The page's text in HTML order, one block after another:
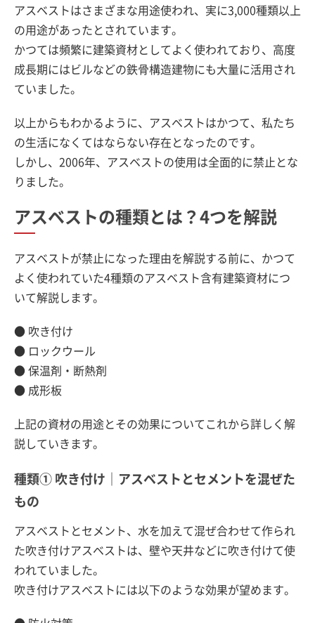
アスベストはさまざまな用途使われ、実に3,000種類以上
の用途があったとされています。
かつては頻繁に建築資材としてよく使われており、高度
成長期にはビルなどの鉄骨構造建物にも大量に活用され
ていました。
以上からもわかるように、アスベストはかつて、私たち
の生活になくてはならない存在となったのです。
しかし、2006年、アスベストの使用は全面的に禁止とな
りました。
アスベストの種類とは？4つを解説
アスベストが禁止になった理由を解説する前に、かつて
よく使われていた4種類のアスベスト含有建築資材につ
いて解説します。
● 吹き付け
● ロックウール
● 保温剤・断熱剤
● 成形板
上記の資材の用途とその効果についてこれから詳しく解
説していきます。
種類① 吹き付け｜アスベストとセメントを混ぜた
もの
アスベストとセメント、水を加えて混ぜ合わせて作られ
た吹き付けアスベストは、壁や天井などに吹き付けて使
われていました。
吹き付けアスベストには以下のような効果が望めます。